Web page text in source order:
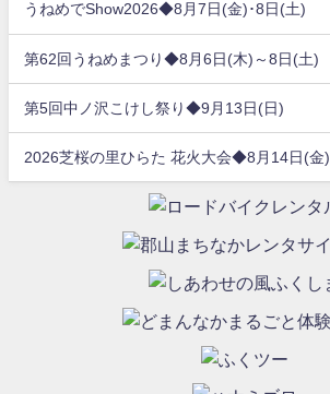
うねめでShow2026◆8月7日(金)･8日(土)
第62回うねめまつり◆8月6日(木)～8日(土)
第5回中ノ沢こけし祭り◆9月13日(日)
2026芝桜の里ひらた 花火大会◆8月14日(金)